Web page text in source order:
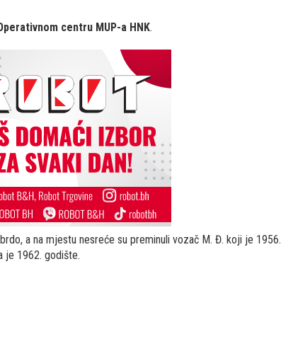
centru MUP-a HNK.
a na mjestu nesreće su preminuli vozač M. Đ. koji je 1956.
je 1962. godište.